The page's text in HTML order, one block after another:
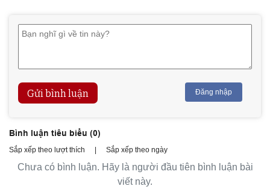
Gửi bình luận Đăng nhập
Bình luận tiêu biểu (0)
Sắp xếp theo lượt thích | Sắp xếp theo ngày
Chưa có bình luận. Hãy là người đầu tiên bình luận bài
viết này.